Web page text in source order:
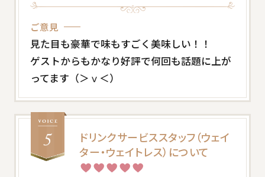
ご意見
見た目も豪華で味もすごく美味しい！！
ゲストからもかなり好評で何回も話題に上が
ってます（＞ⅴ＜）
ドリンクサービススタッフ（ウェイ
ター・ウェイトレス）について